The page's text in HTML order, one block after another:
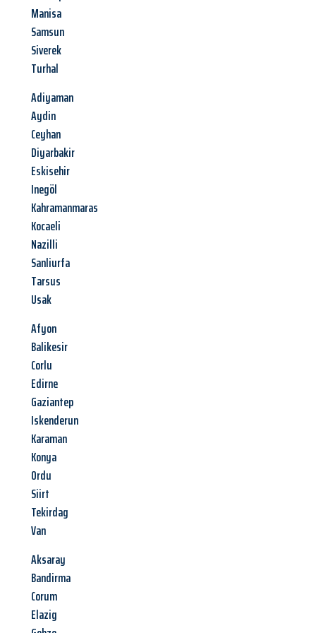
Manisa
Samsun
Siverek
Turhal
Adiyaman
Aydin
Ceyhan
Diyarbakir
Eskisehir
Inegöl
Kahramanmaras
Kocaeli
Nazilli
Sanliurfa
Tarsus
Usak
Afyon
Balikesir
Corlu
Edirne
Gaziantep
Iskenderun
Karaman
Konya
Ordu
Siirt
Tekirdag
Van
Aksaray
Bandirma
Corum
Elazig